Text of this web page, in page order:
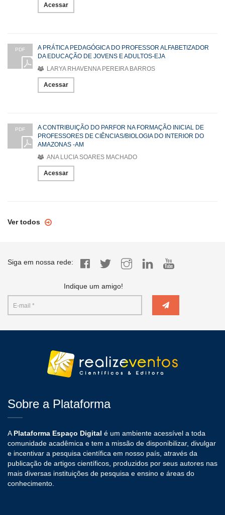
Acessar
PDF
A PRÁTICA PEDAGÓGICA DO PROFESSOR ALFABETIZADOR
DA EDUCAÇÃO DE JOVENS E ADULTOS-EJA
LARYA RHAVENNA PEREIRA BARROS
Acessar
PDF
A CONTRIBUIÇÃO DO PARFOR NA FORMAÇÃO INICIAL DE
PROFESSORES DE CIÊNCIAS/BIOLOGIA DO INTERIOR DO
AMAZONAS -AM
ANA LUCIA SOARES MACHADO
Acessar
Ver todos
Siga em nossa rede:
Indique um amigo!
Sobre a Plataforma
APlataforma Espaço Digital é um ambiente acessível a toda
comunidade acadêmica e tem a missão de disponibilizar, divulgar
e incentivar a pesquisa científica em nosso país, através da
publicação de artigos científicos, produzidos por seus autores nas
mais diversas instituições de pesquisa e ensino e áreas do
conhecimento.